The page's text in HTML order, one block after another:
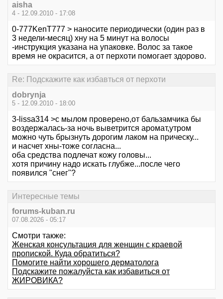
aisha
4 - 12.09.2010 - 17:08
0-777KenT777 > наносите периодически (один раз в
3 недели-месяц) хну на 5 минут на волосы
-инструкция указана на упаковке. Волос за такое
время не окрасится, а от перхоти помогает здорово.
Re: Подскажите как избавться от перхоти
dobrynja
5 - 12.09.2010 - 18:00
3-lissa314 >с мылом проверено,от бальзамчика бы
воздержалась-за ночь выветрится аромат,утром
можно чуть брызнуть дорогим лаком на прическу...
и насчет хны-тоже согласна...
оба средства подлечат кожу головы...
хотя причину надо искать глубже...после чего
появился "снег"?
Интересные темы
forums-kuban.ru
07.08.2026 - 05:17
Смотри также:
Женская консультация для женщин с краевой
пропиской. Куда обратиться?
Помогите найти хорошего дерматолога
Подскажите пожалуйста как избавиться от
ЖИРОВИКА?